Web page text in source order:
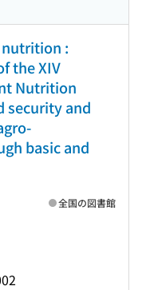
:
the XIV
Nutrition
security and
basic and
全国の図書館